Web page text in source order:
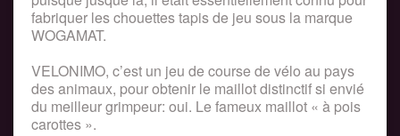
fabriquer les chouettes tapis de jeu sous la marque
WOGAMAT.
VELONIMO, c’est un jeu de course de vélo au pays
des animaux, pour obtenir le maillot distinctif si envié
du meilleur grimpeur: oui. Le fameux maillot « à pois
carottes ».